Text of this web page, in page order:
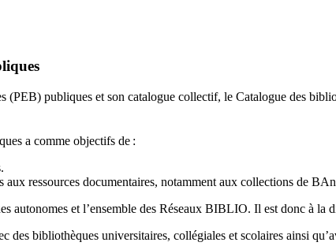
(PEB) publiques et son catalogue collectif, le Catalogue des
a comme objectifs de :
ressources documentaires, notamment aux collections de
autonomes et l’ensemble des Réseaux BIBLIO. Il est donc à la
des bibliothèques universitaires, collégiales et scolaires ainsi